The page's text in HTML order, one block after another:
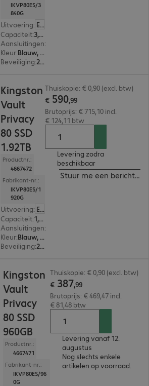
IKVP80ES/3
840G
Uitvoering: Europa
Capaciteit: 3,84 TB
Aansluitingen:
Kleur:
Blauw, Zwart
Beveiliging: 256-bit AES-XTS versleuteling, FIPS 197 Standard
Kingston
Vault
Privacy
80 SSD
1.92TB
Productnr.:
4667472
Fabrikant-nr.:
IKVP80ES/1
920G
Uitvoering: Europa
Capaciteit: 1,9 TB
Aansluitingen:
Kleur:
Blauw, Zwart
Beveiliging: 256-bit AES-XTS versleuteling, FIPS 197 Standard
Thuiskopie: € 0,90 (excl. btw)
€ 590,99
Brutoprijs: € 715,10 incl.
€ 124,11 btw
Levering zodra
beschikbaar
Stuur me een bericht
Kingston
Vault
Privacy
80 SSD
960GB
Productnr.:
4667471
Fabrikant-nr.:
IKVP80ES/96
0G
Thuiskopie: € 0,90 (excl. btw)
€ 387,99
Brutoprijs: € 469,47 incl.
€ 81,48 btw
Levering vanaf 12.
augustus
Nog slechts enkele
artikelen op voorraad.